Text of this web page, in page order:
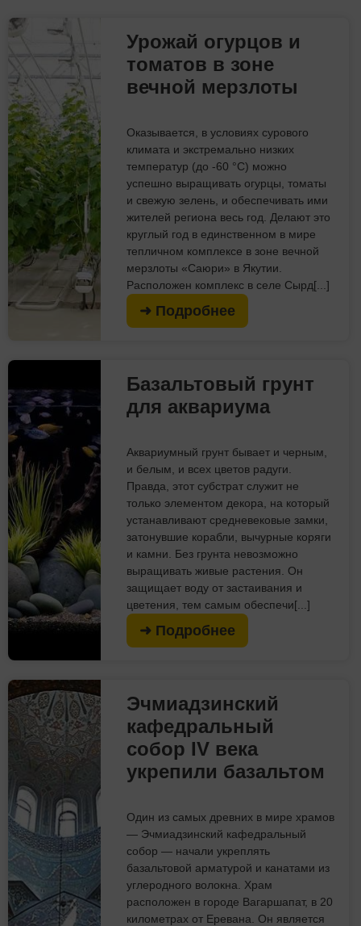
Урожай огурцов и
томатов в зоне
вечной мерзлоты
Оказывается, в условиях сурового
климата и экстремально низких
температур (до -60 °C) можно
успешно выращивать огурцы, томаты
и свежую зелень, и обеспечивать ими
жителей региона весь год. Делают это
круглый год в единственном в мире
тепличном комплексе в зоне вечной
мерзлоты «Саюри» в Якутии.
Расположен комплекс в селе Сырд[...]
➜ Подробнее
Базальтовый грунт
для аквариума
Аквариумный грунт бывает и черным,
и белым, и всех цветов радуги.
Правда, этот субстрат служит не
только элементом декора, на который
устанавливают средневековые замки,
затонувшие корабли, вычурные коряги
и камни. Без грунта невозможно
выращивать живые растения. Он
защищает воду от застаивания и
цветения, тем самым обеспечи[...]
➜ Подробнее
Эчмиадзинский
кафедральный
собор IV века
укрепили базальтом
Один из самых древних в мире храмов
— Эчмиадзинский кафедральный
собор — начали укреплять
базальтовой арматурой и канатами из
углеродного волокна. Храм
расположен в городе Вагаршапат, в 20
километрах от Еревана. Он является